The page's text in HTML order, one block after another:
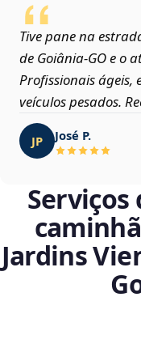
Tive pane na
de Goiânia‑GO e o
Profissionais ágeis,
veículos pesados.
JP José P.
Serviços
Jardins